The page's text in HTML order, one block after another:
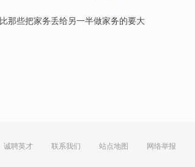
比那些把家务丢给另一半做家务的要大
诚聘英才 联系我们 站点地图 网络举报